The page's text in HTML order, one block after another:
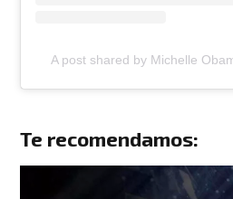
A post shared by Michelle
Te recomendamos: